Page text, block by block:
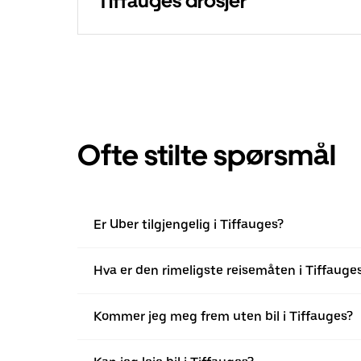
Ofte stilte spørsmål
Er Uber tilgjengelig i Tiffauges?
Hva er den rimeligste reisemåten i
Kommer jeg meg frem uten bil i Tiffauges?